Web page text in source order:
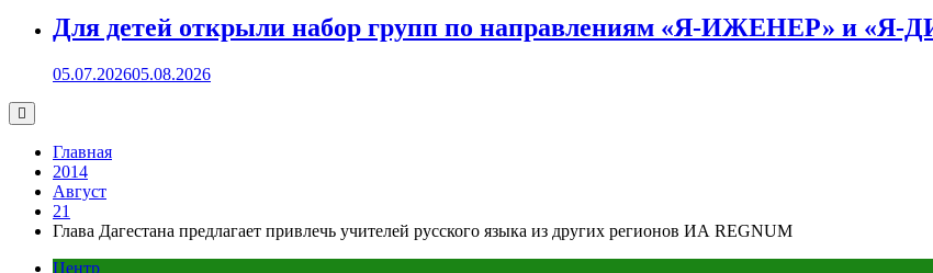
Для детей открыли набор групп по направлениям «Я-ИЖЕНЕР» и
05.07.202605.08.2026
Главная
2014
Август
21
Глава Дагестана предлагает привлечь учителей русского языка из других регионов ИА REGNUM
Центр